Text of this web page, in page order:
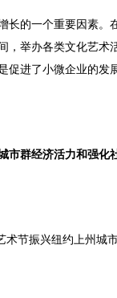
长的一个重要因素。
，举办各类文化艺术
促进了小微企业的发
市群经济活力和强化
术节振兴纽约上州城